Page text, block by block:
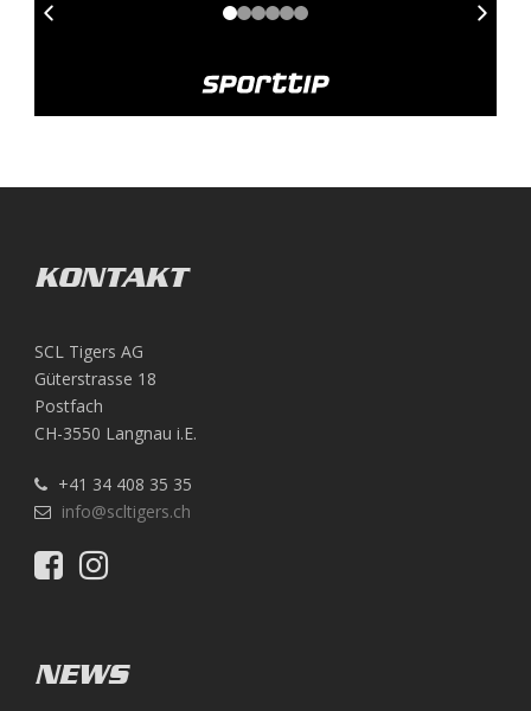
KONTAKT
SCL Tigers AG
Güterstrasse 18
Postfach
CH-3550 Langnau i.E.
+41 34 408 35 35
info@scltigers.ch
NEWS